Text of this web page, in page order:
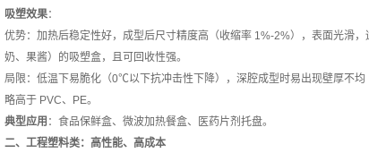
吸塑效果：
优势：加热后稳定性好，成型后尺寸精度高（收缩率 1%-2%），表面光滑
奶、果酱）的吸塑盒，且可回收性强。
局限：低温下易脆化（0℃以下抗冲击性下降），深腔成型时易出现壁厚不
略高于 PVC、PE。
典型应用 ：食品保鲜盒、微波加热餐盒、医药片剂托盘。
二、工程塑料类：高性能、高成本